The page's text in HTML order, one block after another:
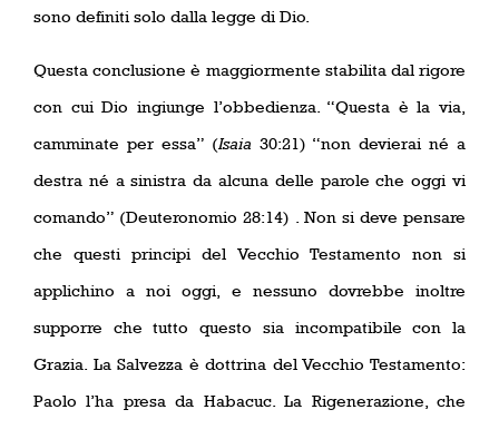
sono definiti solo dalla legge di Dio.
Questa conclusione è maggiormente stabilita dal rigore
con cui Dio ingiunge l’obbedienza. “Questa è la via,
camminate per essa” (Isaia 30:21) “non devierai né a
destra né a sinistra da alcuna delle parole che oggi vi
comando” (Deuteronomio 28:14) . Non si deve pensare
che questi principi del Vecchio Testamento non si
applichino a noi oggi, e nessuno dovrebbe inoltre
supporre che tutto questo sia incompatibile con la
Grazia. La Salvezza è dottrina del Vecchio Testamento:
Paolo l’ha presa da Habacuc. La Rigenerazione, che